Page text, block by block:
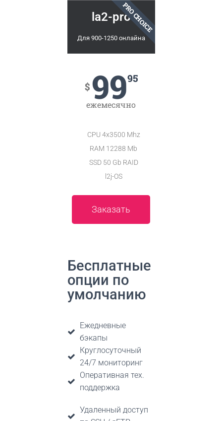
la2-pro
Для 900-1250 онлайна
$ 9995
ежемесячно
CPU 4x3500 Mhz
RAM 12288 Mb
SSD 50 Gb RAID
l2j-OS
Заказать
PRO CHOICE
Бесплатные
опции по
умолчанию
Ежедневные
бэкапы
Круглосуточный
24/7 мониторинг
Оперативная тех.
поддержка
Удаленный доступ